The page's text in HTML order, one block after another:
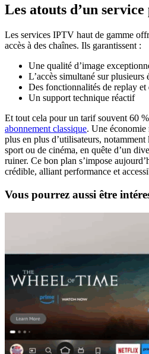
Les atouts d’un
Les services IPTV haut de gamme
accès à des chaînes. Ils garantissent :
Une qualité d’image
L’accès simultané sur plusieurs
Des fonctionnalités de replay et
Un support technique réactif
Et tout cela pour un tarif souvent 60
abonnement classique. Une économie
plus en plus d’utilisateurs, notamment
sport ou de cinéma, en quête d’un
ruiner. Ce bon plan s’impose
crédible, alliant performance et
Vous pourrez aussi être